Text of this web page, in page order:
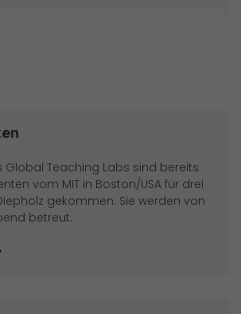
Global Teaching Labs sind bereits
vom MIT in Boston/USA für drei
gekommen. Sie werden von
betreut.